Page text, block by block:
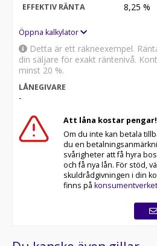
EFFEKTIV RÄNTA 8,25 %
Öppna kalkylator
Detta är ett räkneexempel.
din säljare för exakt räntenivå.
minst 20 %.
LÅNEGIVARE
-
Att låna kostar pengar!
Om du inte kan betala
du en
svårigheter att få hyra
och få nya lån. För stöd,
skuldrådgivningen i din
finns på